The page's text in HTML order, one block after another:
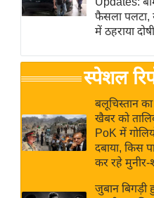
Hindi
News
Live
Breaking
News in
ब
राष्ट्रीय
अंतर्राष्ट्रीय
उद्योग
जगत
फैसला पलटा,
में ठहराया दोषी
स्पेशल
बलूचिस्तान का
खैबर को
PoK में
दबाया, किस
कर रहे
जुबान बिगड़ी